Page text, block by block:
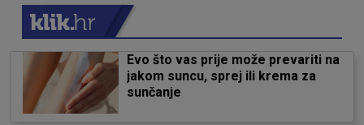
Evo što vas prije može prevariti na
jakom suncu, sprej ili krema za
sunčanje